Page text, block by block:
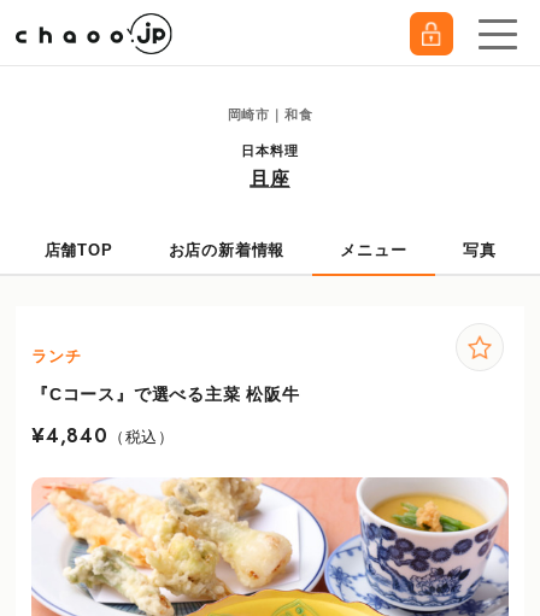
岡崎市｜和食
日本料理
且座
店舗TOP お店の新着情報 メニュー 写真
ランチ
『Cコース』で選べる主菜 松阪牛
¥4,840 （税込）